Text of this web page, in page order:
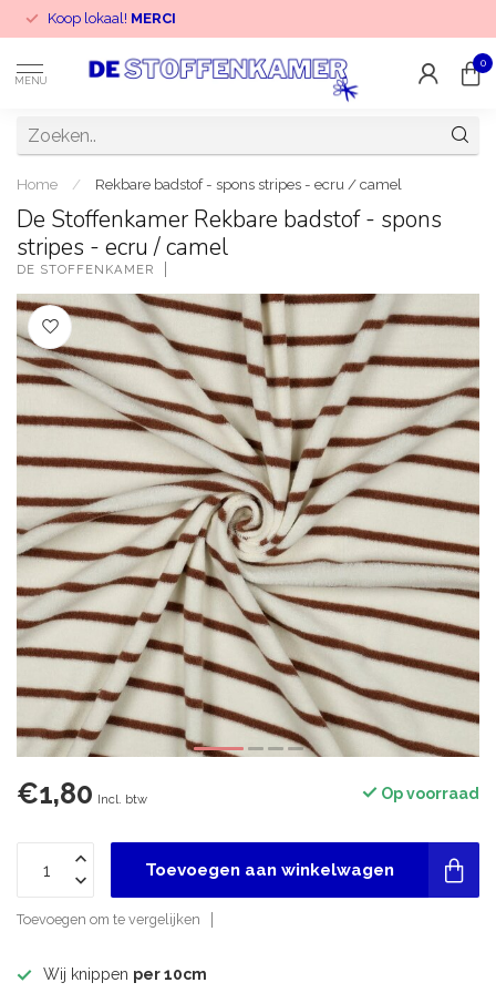
Koop lokaal! MERCI
MENU
0
Home / Rekbare badstof - spons stripes - ecru / camel
De Stoffenkamer Rekbare badstof - spons
stripes - ecru / camel
DE STOFFENKAMER
€1,80 Incl. btw Op voorraad
Toevoegen aan winkelwagen
Toevoegen om te vergelijken
Wij knippen per 10cm